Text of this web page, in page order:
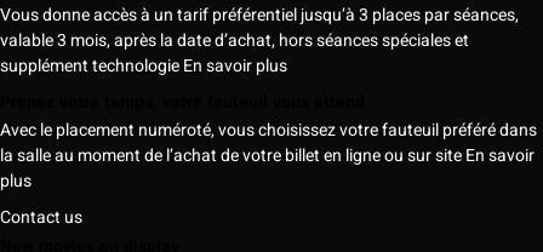
Vous donne accès à un tarif préférentiel jusqu’à 3 places par séances,
valable 3 mois, après la date d’achat, hors séances spéciales et
supplément technologieEn savoir plus
Avec le placement numéroté, vous choisissez votre fauteuil préféré dans
la salle au moment de l’achat de votre billet en ligne ou sur siteEn savoir
plus
Contact us